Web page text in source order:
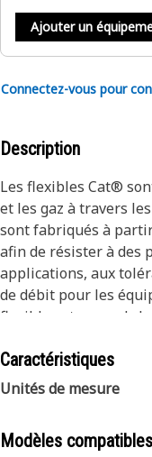
Ajouter un
Connectez-vous pour
Description
Les flexibles Cat®
et les gaz à travers
sont fabriqués à
afin de résister à des
applications, aux
de débit pour les
flexibles et raccords
processus de test
combinaison de
tant que système afin
synthétique
Caractéristiques
Unités de mesure
Modèles compatibles